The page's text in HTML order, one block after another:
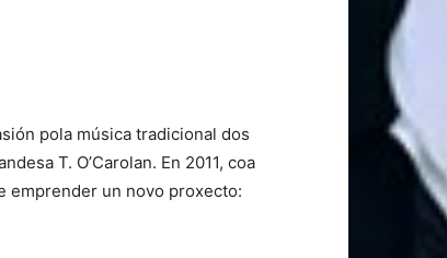
pola música tradicional dos
T. O’Carolan. En 2011, coa
emprender un novo proxecto: